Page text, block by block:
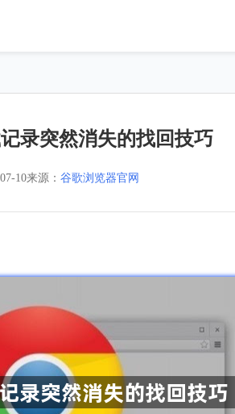
录突然消失的找回技巧
10来源： 谷歌浏览器官网